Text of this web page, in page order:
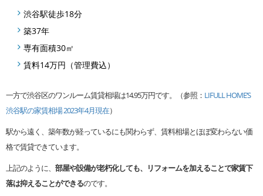
渋谷駅徒歩18分
築37年
専有面積30㎡
賃料14万円（管理費込）
一方で渋谷区のワンルーム賃貸相場は14.95万円です。（参照： LIFULL HOME’S
渋谷駅の家賃相場 2023年4月現在）
駅から遠く、築年数が経っているにも関わらず、賃料相場とほぼ変わらない価
格で賃貸できています。
上記のように、 部屋や設備が老朽化しても、リフォームを加えることで家賃下
落は抑えることができるのです。